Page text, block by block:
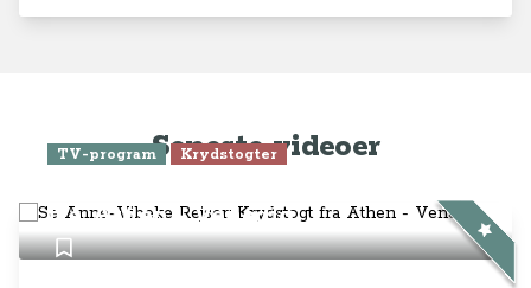
Seneste videoer
TV-program Krydstogter
fra Athen - Venedig